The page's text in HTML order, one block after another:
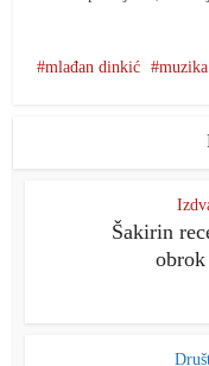
mlađan dinkić muzika
Šakirin